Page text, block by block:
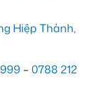
Hiệp Thành,
–0788 212